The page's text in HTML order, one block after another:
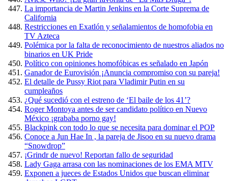
La importancia de Martin Jenkins en la Corte Suprema de
California
Restricciones en Exatlón y señalamientos de homofobia en
TV Azteca
Polémica por la falta de reconocimiento de nuestros aliados no
binarios en UK Pride
Político con opiniones homofóbicas es señalado en Japón
Ganador de Eurovisión ¡Anuncia compromiso con su pareja!
El detalle de Pussy Riot para Vladimir Putin en su
cumpleaños
¿Qué sucedió con el estreno de ‘El baile de los 41’?
Roger Montoya antes de ser candidato político en Nuevo
México ¡grababa porno gay!
Blackpink con todo lo que se necesita para dominar el POP
Conoce a Jun Hae In , la pareja de Jisoo en su nuevo drama
“Snowdrop”
¡Grindr de nuevo! Reportan fallo de seguridad
Lady Gaga arrasa con las nominaciones de los EMA MTV
Exponen a jueces de Estados Unidos que buscan eliminar